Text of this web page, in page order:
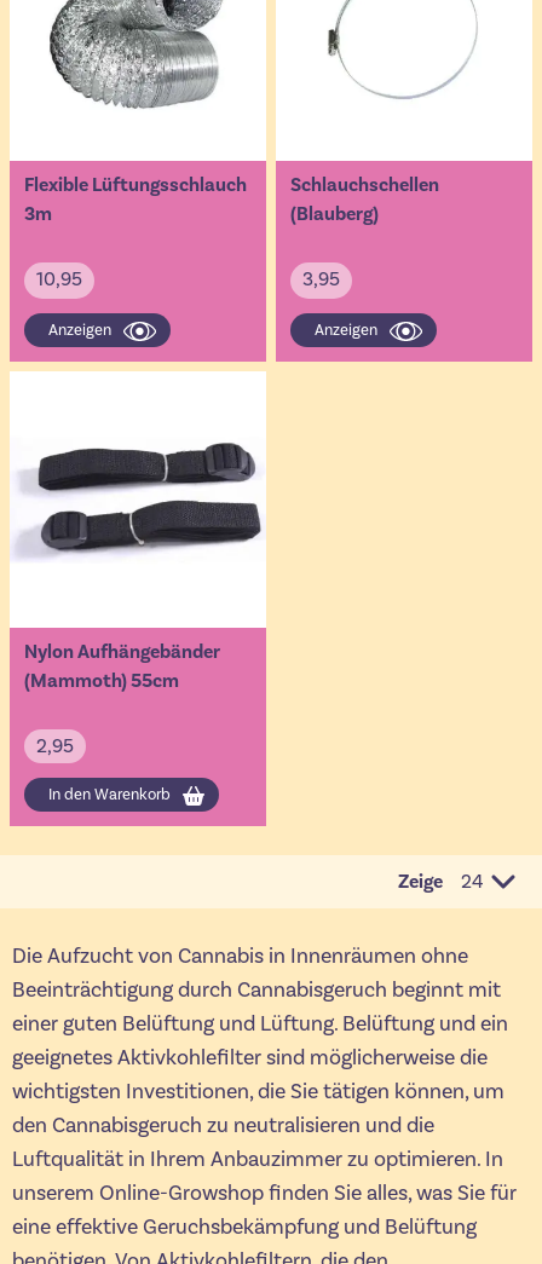
Flexible Lüftungsschlauch
3m
10,95
Anzeigen
Schlauchschellen
(Blauberg)
3,95
Anzeigen
Nylon Aufhängebänder
(Mammoth) 55cm
2,95
In den Warenkorb
Zeige
pro
Die Aufzucht von Cannabis in Innenräumen ohne
Beeinträchtigung durch Cannabisgeruch beginnt mit
einer guten Belüftung und Lüftung. Belüftung und ein
geeignetes Aktivkohlefilter sind möglicherweise die
wichtigsten Investitionen, die Sie tätigen können, um
den Cannabisgeruch zu neutralisieren und die
Luftqualität in Ihrem Anbauzimmer zu optimieren. In
unserem Online-Growshop finden Sie alles, was Sie für
eine effektive Geruchsbekämpfung und Belüftung